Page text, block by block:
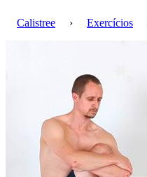
Calistree › Exercícios